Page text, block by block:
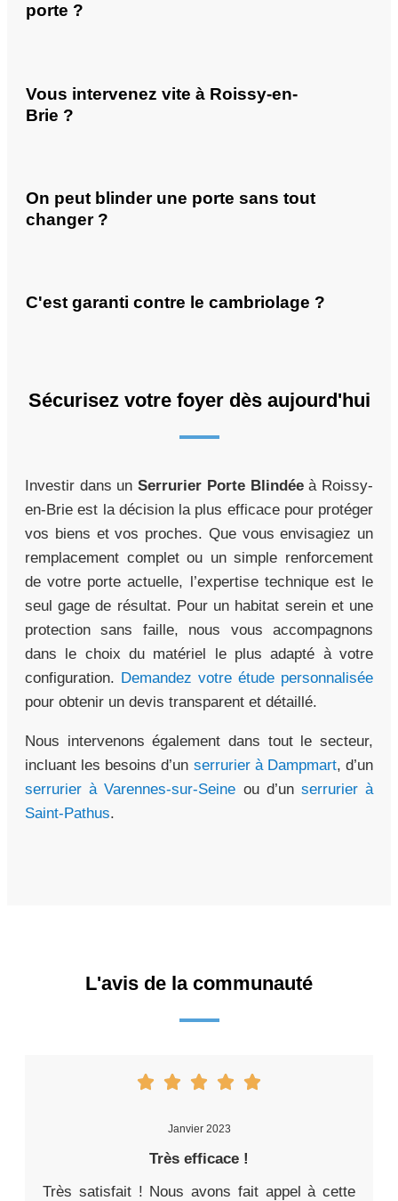
porte ?
Vous intervenez vite à Roissy-en-
Brie ?
On peut blinder une porte sans tout
changer ?
C'est garanti contre le cambriolage ?
Sécurisez votre foyer dès aujourd'hui
Investir dans unSerrurier Porte Blindéeà Roissy-
en-Brie est la décision la plus efficace pour protéger
vos biens et vos proches. Que vous envisagiez un
remplacement complet ou un simple renforcement
de votre porte actuelle, l’expertise technique est le
seul gage de résultat. Pour un habitat serein et une
protection sans faille, nous vous accompagnons
dans le choix du matériel le plus adapté à votre
configuration. Demandez votre étude personnalisée
pour obtenir un devis transparent et détaillé.
Nous intervenons également dans tout le secteur,
incluant les besoins d’un serrurier à Dampmart, d’un
serrurier à Varennes-sur-Seine ou d’un serrurier à
Saint-Pathus.
L'avis de la communauté
Janvier 2023
Très efficace !
Très satisfait ! Nous avons fait appel à cette